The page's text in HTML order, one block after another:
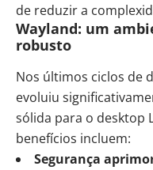
de reduzir a
Wayland: um
robusto
Nos últimos ciclos de
evoluiu
sólida para o desktop
benefícios incluem:
Segurança